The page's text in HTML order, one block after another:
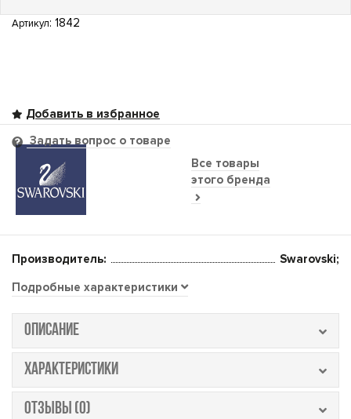
Артикул: 1842
Все товары
этого бренда
Задать вопрос о товаре
Производитель:
Swarovski;
Подробные характеристики
ОПИСАНИЕ
ХАРАКТЕРИСТИКИ
ОТЗЫВЫ (0)